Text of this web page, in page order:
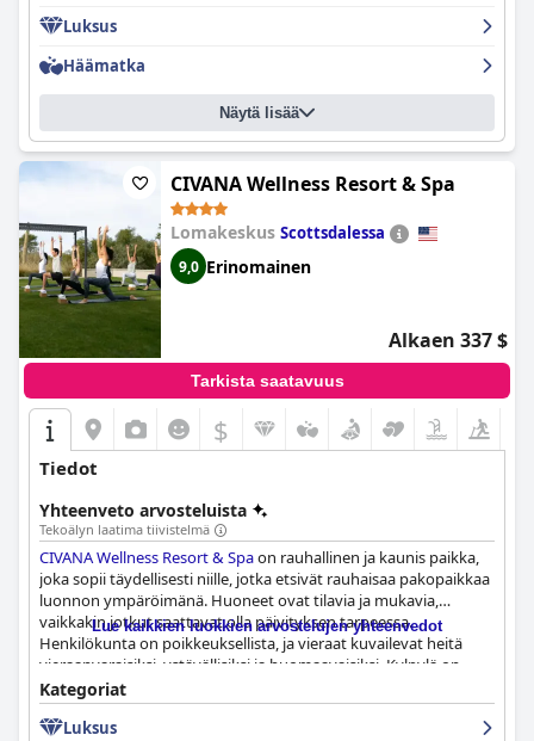
Luksus
Häämatka
Näytä lisää
CIVANA Wellness Resort & Spa
Lomakeskus Scottsdalessa
9,0 Erinomainen
Alkaen 337 $
Tarkista saatavuus
$
Tiedot
Yhteenveto arvosteluista
Tekoälyn laatima tiivistelmä
CIVANA Wellness Resort & Spaon rauhallinen ja kaunis paikka,
joka sopii täydellisesti niille, jotka etsivät rauhaisaa pakopaikkaa
luonnon ympäröimänä. Huoneet ovat tilavia ja mukavia,
vaikkakin jotkut saattavat olla päivityksen tarpeessa.
Henkilökunta on poikkeuksellista, ja vieraat kuvailevat heitä
vieraanvaraisiksi, ystävällisiksi ja huomaavaisiksi. Kylpylä on
huippuluokkaa ja tarjoaa monipuolisia palveluita, vaikka hinnat
saattavat olla korkeat. Allastilat ovat erinomaiset, ja niistä on
kauniit näkymät sekä vesiterapia-altaat. Ainoa haittapuoli on,
Lue kaikkien luokkien arvostelujen yhteenvedot
Kategoriat
Luksus